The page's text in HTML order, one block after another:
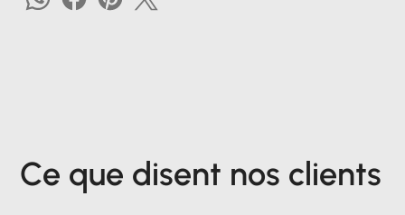
Ce que disent nos clients